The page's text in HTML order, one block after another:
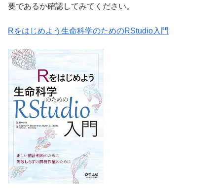
要であるか確認してみてください。
Rをはじめよう生命科学のためのRStudio入門